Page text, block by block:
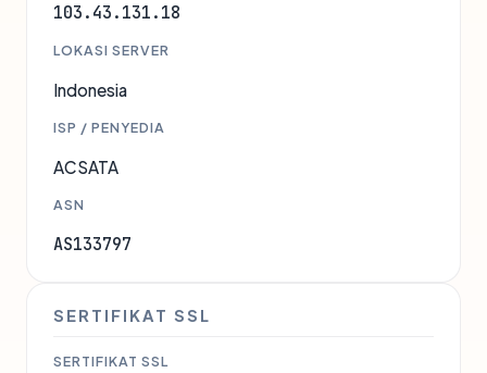
103.43.131.18
LOKASI SERVER
Indonesia
ISP / PENYEDIA
ACSATA
ASN
AS133797
SERTIFIKAT SSL
SERTIFIKAT SSL